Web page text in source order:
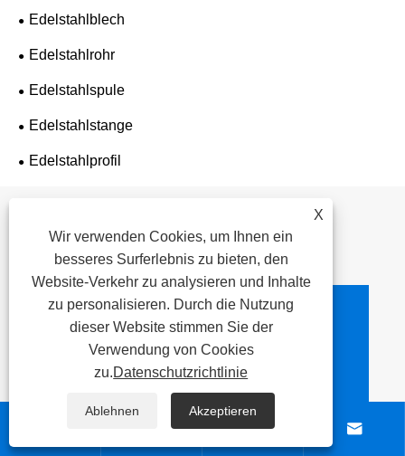
Edelstahlblech
Edelstahlrohr
Edelstahlspule
Edelstahlstange
Edelstahlprofil
Kontaktinformation
 Adresse
Nr. 260, Xicheng Road,
Bezirk Liangxi, Stadt Wuxi,
 
X
Wir verwenden Cookies, um Ihnen ein
besseres Surferlebnis zu bieten, den
Website-Verkehr zu analysieren und Inhalte
zu personalisieren. Durch die Nutzung
dieser Website stimmen Sie der
Verwendung von Cookies
zu.Datenschutzrichtlinie
Ablehnen Akzeptieren